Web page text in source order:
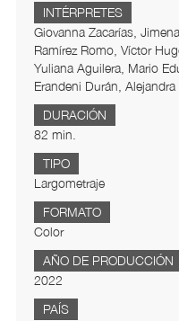
INTÉRPRETES
Giovanna Zacarías,
Ramírez Romo, Víctor
Yuliana Aguilera, Mario
Erandeni Durán, Alejandra
DURACIÓN
82 min.
TIPO
Largometraje
FORMATO
Color
AÑO DE PRODUCCIÓN
2022
PAÍS